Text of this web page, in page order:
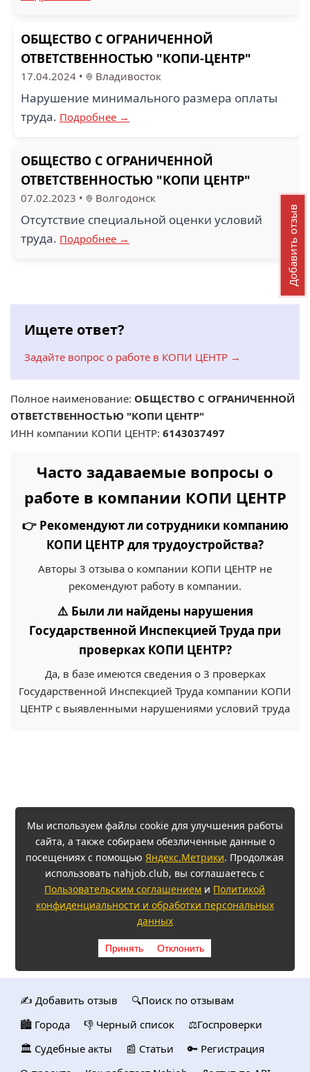
ОБЩЕСТВО С ОГРАНИЧЕННОЙ
ОТВЕТСТВЕННОСТЬЮ "КОПИ-ЦЕНТР"
17.04.2024 • Владивосток
Нарушение минимального размера оплаты
труда. Подробнее →
ОБЩЕСТВО С ОГРАНИЧЕННОЙ
ОТВЕТСТВЕННОСТЬЮ "КОПИ ЦЕНТР"
07.02.2023 • Волгодонск
Отсутствие специальной оценки условий
труда. Подробнее →
Ищете ответ?
Задайте вопрос о работе в КОПИ ЦЕНТР →
Полное наименование: ОБЩЕСТВО С ОГРАНИЧЕННОЙ
ОТВЕТСТВЕННОСТЬЮ "КОПИ ЦЕНТР"
ИНН компании КОПИ ЦЕНТР: 6143037497
Часто задаваемые вопросы о
работе в компании КОПИ ЦЕНТР
👉 Рекомендуют ли сотрудники компанию
КОПИ ЦЕНТР для трудоустройства?
Авторы 3 отзыва о компании КОПИ ЦЕНТР не
рекомендуют работу в компании.
⚠️ Были ли найдены нарушения
Государственной Инспекцией Труда при
проверках КОПИ ЦЕНТР?
Да, в базе имеются сведения о 3 проверках
Государственной Инспекцией Труда компании КОПИ
ЦЕНТР с выявленными нарушениями условий труда
Мы используем файлы cookie для улучшения работы
сайта, а также собираем обезличенные данные о
посещениях с помощьюЯндекс.Метрики. Продолжая
использовать nahjob.club, вы соглашаетесь с
Пользовательским соглашением и Политикой
конфиденциальности и обработки персональных
данных
Принять Отклонить
✍️ Добавить отзыв
🔍Поиск по отзывам
🏙️ Городa
👎 Черный список
⚖️Госпроверки
🏛️ Судебные акты
📰 Статьи
🔑 Регистрация
Добавить отзыв